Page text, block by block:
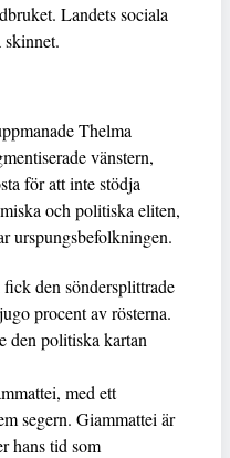
Landets sociala
Thelma
vänstern,
för att inte stödja
och politiska eliten,
urspungsbefolkningen.
den söndersplittrade
procent av rösterna.
den politiska kartan
med ett
segern. Giammattei är
hans tid som